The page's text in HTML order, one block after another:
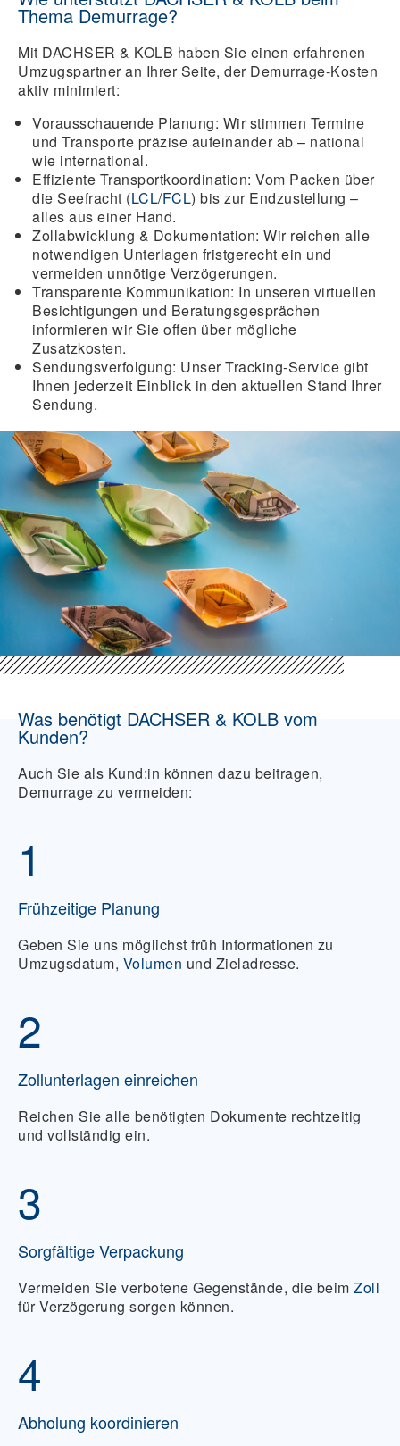
Thema Demurrage?
Mit DACHSER & KOLB haben Sie einen erfahrenen
Umzugspartner an Ihrer Seite, der Demurrage-Kosten
aktiv minimiert:
Vorausschauende Planung: Wir stimmen Termine
und Transporte präzise aufeinander ab – national
wie international.
Effiziente Transportkoordination: Vom Packen über
die Seefracht (LCL/FCL) bis zur Endzustellung –
alles aus einer Hand.
Zollabwicklung & Dokumentation: Wir reichen alle
notwendigen Unterlagen fristgerecht ein und
vermeiden unnötige Verzögerungen.
Transparente Kommunikation: In unseren virtuellen
Besichtigungen und Beratungsgesprächen
informieren wir Sie offen über mögliche
Zusatzkosten.
Sendungsverfolgung: Unser Tracking-Service gibt
Ihnen jederzeit Einblick in den aktuellen Stand Ihrer
Sendung.
Was benötigt DACHSER & KOLB vom
Kunden?
Auch Sie als Kund:in können dazu beitragen,
Demurrage zu vermeiden:
1
Frühzeitige Planung
Geben Sie uns möglichst früh Informationen zu
Umzugsdatum, Volumen und Zieladresse.
2
Zollunterlagen einreichen
Reichen Sie alle benötigten Dokumente rechtzeitig
und vollständig ein.
3
Sorgfältige Verpackung
Vermeiden Sie verbotene Gegenstände, die beim Zoll
für Verzögerung sorgen können.
4
Abholung koordinieren